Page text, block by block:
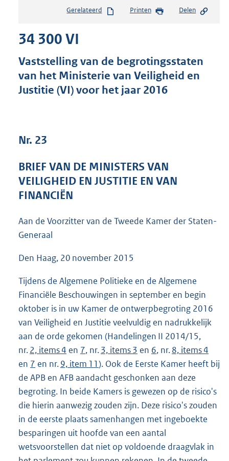
s
s
g
r
9
K
Gerelateerd Printen Delen
34 300 VI
Vaststelling van de begrotingsstaten
van het Ministerie van Veiligheid en
Justitie (VI) voor het jaar 2016
Nr. 23
BRIEF VAN DE MINISTERS VAN
VEILIGHEID EN JUSTITIE EN VAN
FINANCIËN
Aan de Voorzitter van de Tweede Kamer der Staten-
Generaal
Den Haag, 20 november 2015
Tijdens de Algemene Politieke en de Algemene
Financiële Beschouwingen in september en begin
oktober is in uw Kamer de ontwerpbegroting 2016
van Veiligheid en Justitie veelvuldig en nadrukkelijk
aan de orde gekomen (Handelingen II 2014/15,
nr.2, items 4 en 7, nr.3, items 3 en 6, nr.8, items 4
en 7 en nr.9, item 11). Ook de Eerste Kamer heeft bij
de APB en AFB aandacht geschonken aan deze
begroting. In beide Kamers is gewezen op de risico's
die hierin aanwezig zouden zijn. Deze risico's zouden
in de eerste plaats samenhangen met ingeboekte
besparingen uit hoofde van een aantal
wetsvoorstellen dat niet op voldoende draagvlak in